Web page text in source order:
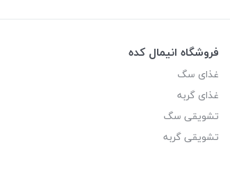
فروشگاه انیمال کده
غذای سگ
غذای گربه
تشویقی سگ
تشویقی گربه